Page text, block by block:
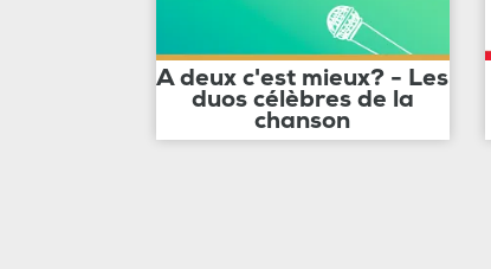
A deux c'est mieux? - Les
duos célèbres de la
chanson